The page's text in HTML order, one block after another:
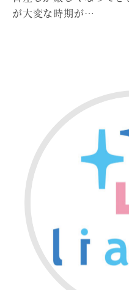
が大変な時期が…